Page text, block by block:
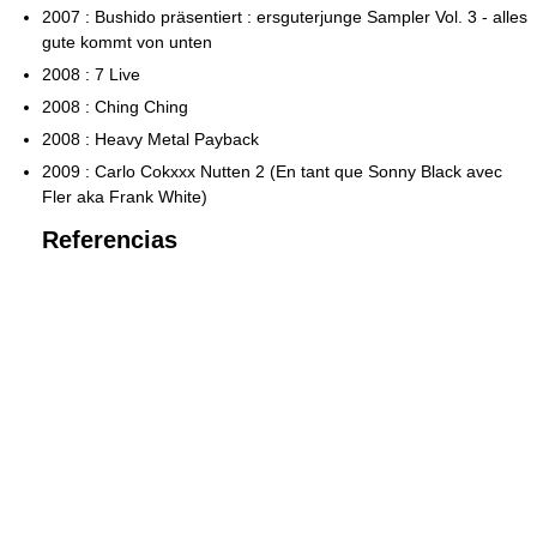
2007 : Bushido präsentiert : ersguterjunge Sampler Vol. 3 - alles
gute kommt von unten
2008 : 7 Live
2008 : Ching Ching
2008 : Heavy Metal Payback
2009 : Carlo Cokxxx Nutten 2 (En tant que Sonny Black avec
Fler aka Frank White)
Referencias